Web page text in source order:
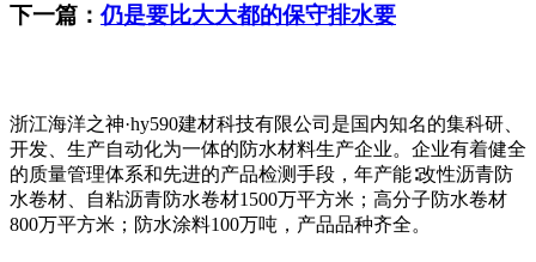
下一篇：仍是要比大大都的保守排水要
浙江海洋之神·hy590建材科技有限公司是国内知名的集科研、
开发、生产自动化为一体的防水材料生产企业。企业有着健全
的质量管理体系和先进的产品检测手段，年产能∶改性沥青防
水卷材、自粘沥青防水卷材1500万平方米；高分子防水卷材
800万平方米；防水涂料100万吨，产品品种齐全。